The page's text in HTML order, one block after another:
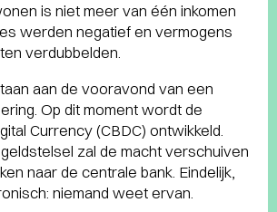
is niet meer van één inkomen
werden negatief en vermogens
verdubbelden.
aan de vooravond van een
Op dit moment wordt de
Currency (CBDC) ontwikkeld.
zal de macht verschuiven
naar de centrale bank. Eindelijk,
niemand weet ervan.